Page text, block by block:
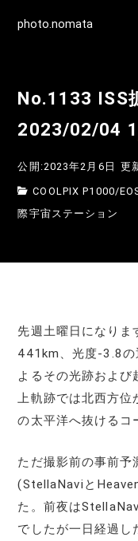
photo.nomata
No.1133 ISS
2023/02/04
公開:2023年2月6日 更
COOLPIX P1000/
際宇宙ステーション
先週土曜日になりま
441km、光度-3.8の
よるその光跡およ
上軌跡では北西方位
の太平洋へ抜けるコ
ただ撮影前の事前予
(StellaNaviと
た。前夜は
でしたが一日経過し